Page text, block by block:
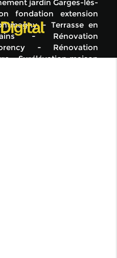
jardin Garges-lès-
fondation extension
Terrasse en
Rénovation
Rénovation
Surélévation maison